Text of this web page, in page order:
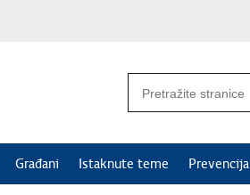
Građani Istaknute teme Prevencija